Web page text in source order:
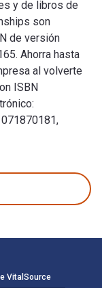
y de libros de
son
de versión
Ahorra hasta
al volverte
ISBN
VitalSource